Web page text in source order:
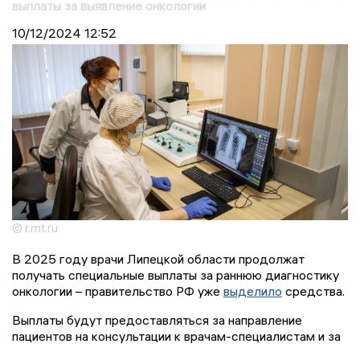
выплаты за выявление онкологии
10/12/2024 12:52
© r.mt.ru
В 2025 году врачи Липецкой области продолжат
получать специальные выплаты за раннюю диагностику
онкологии – правительство РФ уже выделило средства.
Выплаты будут предоставляться за направление
пациентов на консультации к врачам-специалистам и за